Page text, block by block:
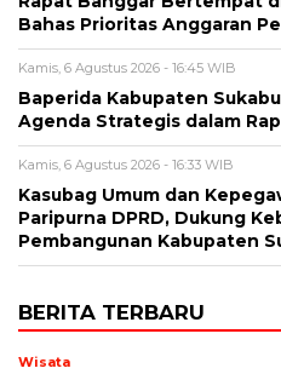
Bahas Prioritas Anggaran
Kamis, 6 Agustus 2026 - 16:45 WIB
Baperida Kabupaten
Agenda Strategis dalam
Kamis, 6 Agustus 2026 - 16:33 WIB
Kasubag Umum dan
Paripurna DPRD, Dukung
Pembangunan Kabupaten
BERITA TERBARU
Wisata